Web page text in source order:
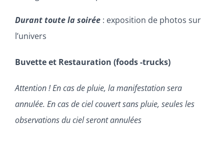
Durant toute la soirée : exposition de photos sur
l’univers
Buvette et Restauration (foods -trucks)
Attention !En cas de pluie, la manifestation sera
annulée. En cas de ciel couvert sans pluie, seules les
observations du ciel seront annulées